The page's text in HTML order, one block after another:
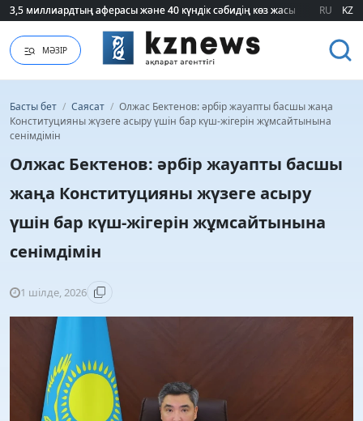
3,5 миллиардтың аферасы және 40 күндік сәбидің көз жасы:
3,5 миллиардтың аферасы және 40 күндік сәбидің көз жасы: RU KZ
МӘЗІР
Басты бет / Саясат / Олжас Бектенов: әрбір жауапты басшы жаңа
Конституцияны жүзеге асыру үшін бар күш-жігерін жұмсайтынына
сенімдімін
Олжас Бектенов: әрбір жауапты басшы
жаңа Конституцияны жүзеге асыру
үшін бар күш-жігерін жұмсайтынына
сенімдімін
1 шілде, 2026